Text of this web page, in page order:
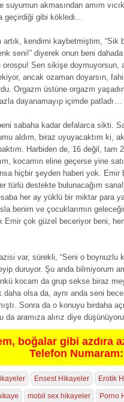
suyumun akmasından amım
geçirdiği gibi kökledi…
artık, kendimi kaybetmiştim,
seni!” diyerek onun beni
orospu! Sen sikişe doymuyorsun,
ancak ozaman doyarsın,
Orgazm üstüne orgazm
dayanamayıp içimde patladı…
sabaha kadar defalarca sikti.
aldım, biraz uyuyacaktım ki,
Harbiden de, 16 değil, tam
kocamın eline geçerse yine
hiçbir şeyden haberi yok. Emir
türlü destekte bulunacağım
her ay yüklü bir miktar para
benim ve çocuklarımın
Emir çok güzel beceriyor beni,
var, sürekli, “Seni o boynuzlu
duruyor. Şu anda bilmiyorum
kocam da grup sekse biraz
daha olsa da, aynı anda seni
Sonra da o konuyu birdaha
da aramıza alırız diye
boğalar gibi azdıra
Telefon Numaram:
Ensest Hikayeler Erotik
mobil sex hikayeler Porno